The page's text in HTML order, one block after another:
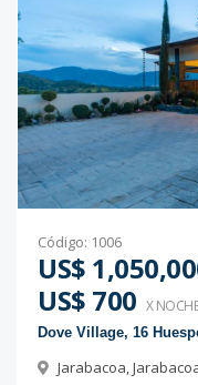
Código: 1006
US$
US$ 700 X NOCHE
Dove Village, 16
Jarabacoa,